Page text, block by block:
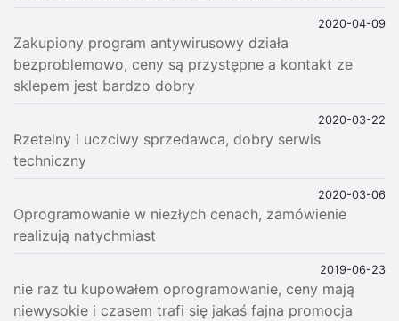
2020-04-09
Zakupiony program antywirusowy działa
bezproblemowo, ceny są przystępne a kontakt ze
sklepem jest bardzo dobry
2020-03-22
Rzetelny i uczciwy sprzedawca, dobry serwis
techniczny
2020-03-06
Oprogramowanie w niezłych cenach, zamówienie
realizują natychmiast
2019-06-23
nie raz tu kupowałem oprogramowanie, ceny mają
niewysokie i czasem trafi się jakaś fajna promocja